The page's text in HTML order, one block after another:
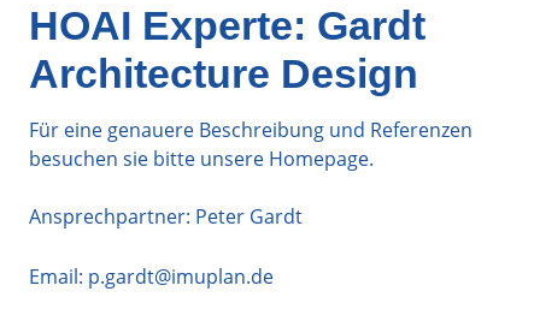
HOAI Experte: Gardt
Architecture Design
Für eine genauere Beschreibung und Referenzen
besuchen sie bitte unsere Homepage.
Ansprechpartner: Peter Gardt
Email: p.gardt@imuplan.de